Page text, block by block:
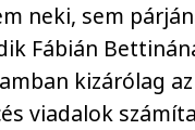
neki, sem
Fábián
kizárólag
viadalok